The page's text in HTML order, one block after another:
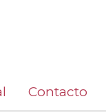
Contacto